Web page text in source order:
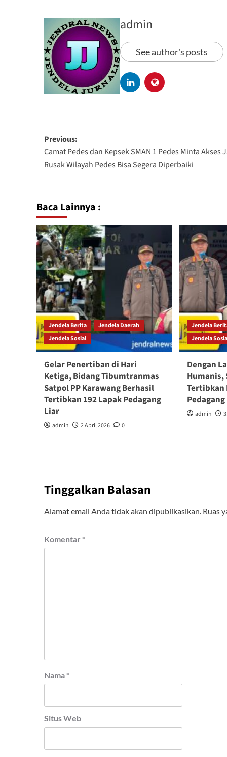
admin
See author's posts
Previous:
Camat Pedes dan Kepsek SMAN 1 Pedes Minta Akses
Rusak Wilayah Pedes Bisa Segera Diperbaiki
Baca Lainnya :
Jendela Berita
Jendela Daerah
Jendela Sosial
Gelar Penertiban di Hari
Ketiga, Bidang Tibumtranmas
Satpol PP Karawang Berhasil
Tertibkan 192 Lapak Pedagang
Liar
admin 2 April 2026 0
Jendela
Jendela
Dengan
Humanis,
Tertibkan
admin
Tinggalkan Balasan
Alamat email Anda tidak akan dipublikasikan. Ruas
Komentar *
Nama *
Situs Web